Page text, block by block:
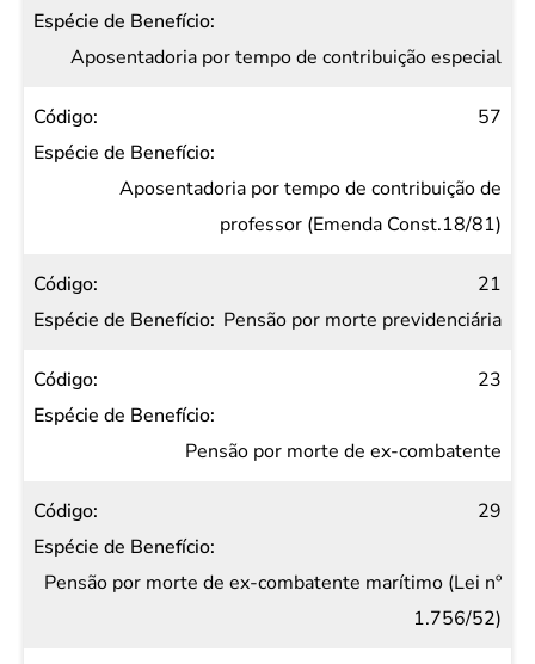
Aposentadoria por tempo de contribuição especial
57
Aposentadoria por tempo de contribuição de
professor (Emenda Const.18/81)
21
Pensão por morte previdenciária
23
Pensão por morte de ex-combatente
29
Pensão por morte de ex-combatente marítimo (Lei nº
1.756/52)